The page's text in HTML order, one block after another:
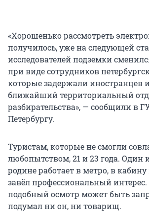
«Хорошенько рассмотреть
получилось, уже на следующей
исследователей подземки
при виде сотрудников
которые задержали иностранцев
ближайший территориальный
разбирательства», — сообщили в
Петербургу.
Туристам, которые не смогли
любопытством, 21 и 23 года. Один
родине работает в метро, в
завёл профессиональный
подобный осмотр может быть
подумал ни он, ни товарищ.